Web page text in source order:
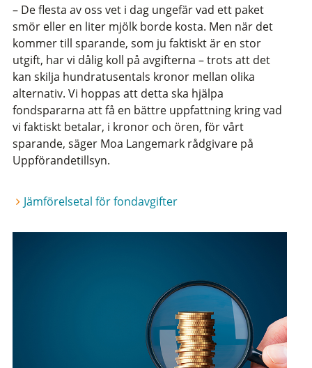
– De flesta av oss vet i dag ungefär vad ett paket
smör eller en liter mjölk borde kosta. Men när det
kommer till sparande, som ju faktiskt är en stor
utgift, har vi dålig koll på avgifterna – trots att det
kan skilja hundratusentals kronor mellan olika
alternativ. Vi hoppas att detta ska hjälpa
fondspararna att få en bättre uppfattning kring vad
vi faktiskt betalar, i kronor och ören, för vårt
sparande, säger Moa Langemark rådgivare på
Uppförandetillsyn.
Jämförelsetal för fondavgifter